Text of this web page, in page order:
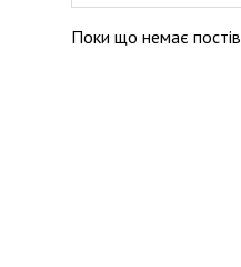
Поки що немає постів